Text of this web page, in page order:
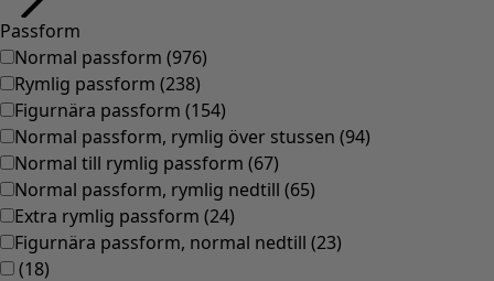
Lantlig inredning
Rolig inredning
Färgglad inredning
Blommig inredning
Natur
Bohemisk inredning
Skandinavisk inredning
Mysig inredning